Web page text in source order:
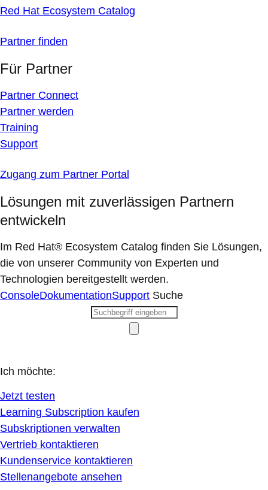
Red Hat Ecosystem Catalog
Partner finden
Für Partner
Partner Connect
Partner werden
Training
Support
Zugang zum Partner Portal
Lösungen mit zuverlässigen Partnern
entwickeln
Im Red Hat® Ecosystem Catalog finden Sie Lösungen,
die von unserer Community von Experten und
Technologien bereitgestellt werden.
ConsoleDokumentationSupport Suche
Ich möchte:
Jetzt testen
Learning Subscription kaufen
Subskriptionen verwalten
Vertrieb kontaktieren
Kundenservice kontaktieren
Stellenangebote ansehen